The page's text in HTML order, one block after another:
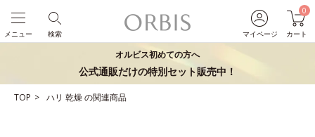
マイページ
0
カート
検索
メニュー
オルビス初めての方へ
公式通販だけの特別セット販売中！
TOP ハリ 乾燥の関連商品